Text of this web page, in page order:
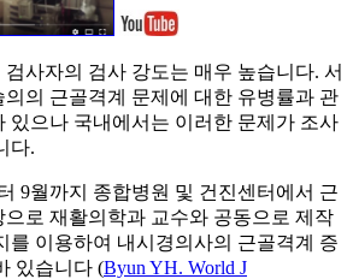
사자의 검사 강도는 매우 높습니다. 서
의 근골격계 문제에 대한 유병률과 관
있으나 국내에서는 이러한 문제가 조사
다.
9월까지 종합병원 및 건진센터에서 근
로 재활의학과 교수와 공동으로 제작
를 이용하여 내시경의사의 근골격계 증
있습니다 (Byun YH. World J